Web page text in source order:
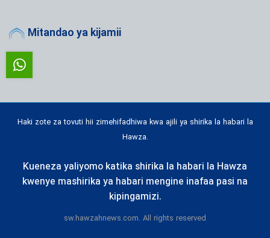
Mitandao ya kijamii
Haki zote za tovuti hii zimehifadhiwa kwa ajili ya shirika la habari la
Hawza.
Kueneza yaliyomo katika shirika la habari la Hawza
kwenye mashirika ya habari mengine inafaa pasi na
kipingamizi.
sw.hawzahnews.com. All rights reserved